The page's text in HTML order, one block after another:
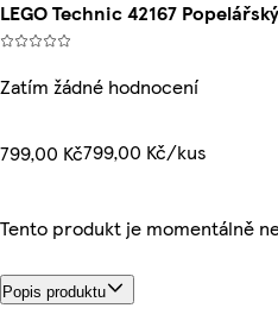
LEGO Technic 42167
Zatím žádné hodnocení
799,00 Kč799,00 Kč/kus
Tento produkt je momentálně
Popis produktu